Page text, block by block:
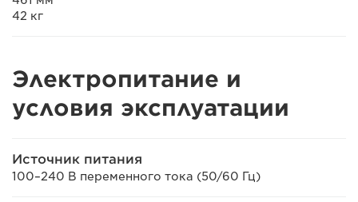
42 кг
Электропитание и
условия эксплуатации
Источник питания
100–240 В переменного тока (50/60 Гц)